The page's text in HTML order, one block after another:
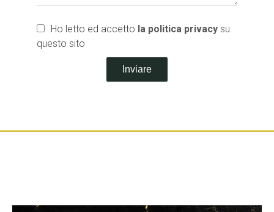
Ho letto ed accetto la politica privacy su
questo sito
Inviare